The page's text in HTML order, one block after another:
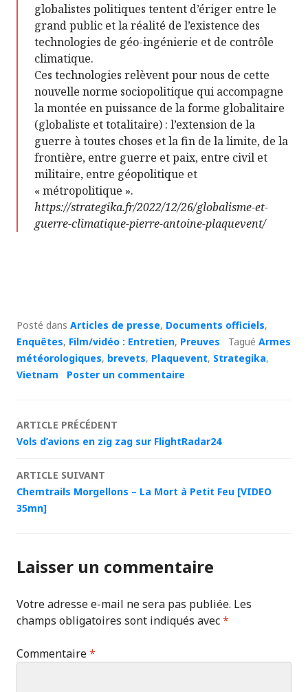
globalistes politiques tentent d’ériger entre le
grand public et la réalité de l’existence des
technologies de géo-ingénierie et de contrôle
climatique.
Ces technologies relèvent pour nous de cette
nouvelle norme sociopolitique qui accompagne
la montée en puissance de la forme globalitaire
(globaliste et totalitaire) : l’extension de la
guerre à toutes choses et la fin de la limite, de la
frontière, entre guerre et paix, entre civil et
militaire, entre géopolitique et
« métropolitique ».
https://strategika.fr/2022/12/26/globalisme-et-
guerre-climatique-pierre-antoine-plaquevent/
Posté dans Articles de presse, Documents officiels,
Enquêtes, Film/vidéo : Entretien, Preuves Tagué Armes
météorologiques, brevets, Plaquevent, Strategika,
Vietnam
Poster un commentaire
Navigation
articles
ARTICLE PRÉCÉDENT
Vols d’avions en zig zag sur FlightRadar24
ARTICLE SUIVANT
Chemtrails Morgellons – La Mort à Petit Feu [VIDEO
35mn]
Laisser un commentaire
Votre adresse e-mail ne sera pas publiée. Les
champs obligatoires sont indiqués avec*
Commentaire*